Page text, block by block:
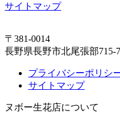
サイトマップ
〒381-0014
長野県長野市北尾張部715-7
プライバシーポリシ
サイトマップ
ヌボー生花店について